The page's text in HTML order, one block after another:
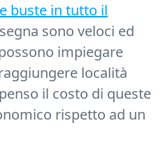
buste in tutto il
sono veloci ed
impiegare
località
il costo di queste
rispetto ad un